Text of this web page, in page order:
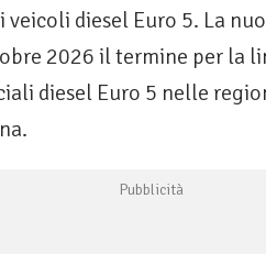
diesel Euro 5. La
2026 il termine per la
diesel Euro 5 nelle